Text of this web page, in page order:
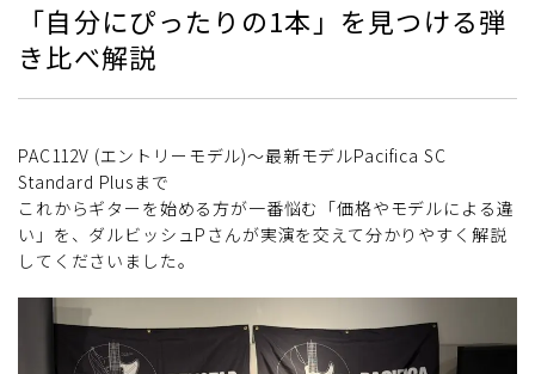
「自分にぴったりの1本」を見つける弾
き比べ解説
PAC112V (エントリーモデル)～最新モデルPacifica SC
Standard Plusまで
これからギターを始める方が一番悩む「価格やモデルによる違
い」を、ダルビッシュPさんが実演を交えて分かりやすく解説
してくださいました。